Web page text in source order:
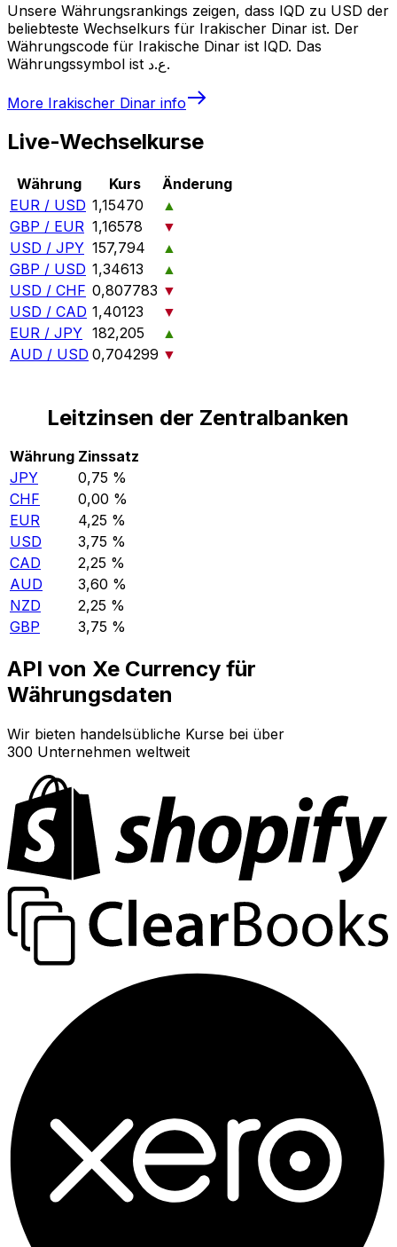
Unsere Währungsrankings zeigen, dass IQD zu USD der
beliebteste Wechselkurs für Irakischer Dinar ist. Der
Währungscode für Irakische Dinar ist IQD. Das
Währungssymbol ist ع.د.
More Irakischer Dinar info
Live-Wechselkurse
Währung Kurs
Änderung
EUR / USD 1,15470
▲
GBP / EUR 1,16578
▼
USD / JPY 157,794
▲
GBP / USD 1,34613
▲
USD / CHF 0,807783 ▼
USD / CAD 1,40123
▼
EUR / JPY 182,205
▲
AUD / USD 0,704299 ▼
Leitzinsen der Zentralbanken
Währung Zinssatz
JPY
0,75 %
CHF
0,00 %
EUR
4,25 %
USD
3,75 %
CAD
2,25 %
AUD
3,60 %
NZD
2,25 %
GBP
3,75 %
API von Xe Currency für
Währungsdaten
Wir bieten handelsübliche Kurse bei über
300 Unternehmen weltweit